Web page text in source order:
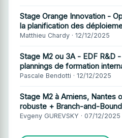
Stage Orange Innovation -
la planification des
Matthieu Chardy · 12/12/2025
Stage M2 ou 3A - EDF R&D
plannings de formation
taille
Pascale Bendotti · 12/12/2025
Stage M2 à Amiens, Nantes
robuste + Branch-and-
production)
Evgeny GUREVSKY · 07/12/2025